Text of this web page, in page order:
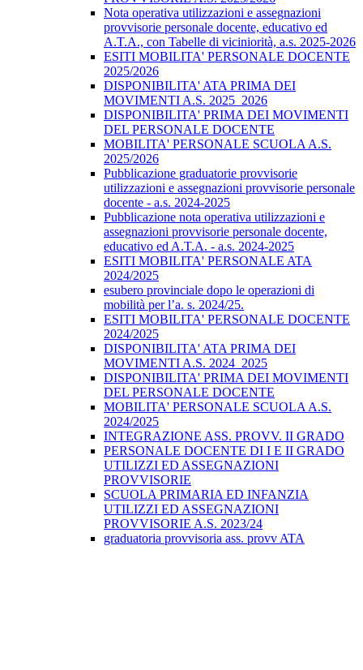
Nota operativa utilizzazioni e assegnazioni
provvisorie personale docente, educativo ed
A.T.A., con Tabelle di viciniorità, a.s. 2025-2026
ESITI MOBILITA' PERSONALE DOCENTE
2025/2026
DISPONIBILITA' ATA PRIMA DEI
MOVIMENTI A.S. 2025_2026
DISPONIBILITA' PRIMA DEI MOVIMENTI
DEL PERSONALE DOCENTE
MOBILITA' PERSONALE SCUOLA A.S.
2025/2026
Pubblicazione graduatorie provvisorie
utilizzazioni e assegnazioni provvisorie personale
docente - a.s. 2024-2025
Pubblicazione nota operativa utilizzazioni e
assegnazioni provvisorie personale docente,
educativo ed A.T.A. - a.s. 2024-2025
ESITI MOBILITA' PERSONALE ATA
2024/2025
esubero provinciale dopo le operazioni di
mobilità per l’a. s. 2024/25.
ESITI MOBILITA' PERSONALE DOCENTE
2024/2025
DISPONIBILITA' ATA PRIMA DEI
MOVIMENTI A.S. 2024_2025
DISPONIBILITA' PRIMA DEI MOVIMENTI
DEL PERSONALE DOCENTE
MOBILITA' PERSONALE SCUOLA A.S.
2024/2025
INTEGRAZIONE ASS. PROVV. II GRADO
PERSONALE DOCENTE DI I E II GRADO
UTILIZZI ED ASSEGNAZIONI
PROVVISORIE
SCUOLA PRIMARIA ED INFANZIA
UTILIZZI ED ASSEGNAZIONI
PROVVISORIE A.S. 2023/24
graduatoria provvisoria ass. provv ATA